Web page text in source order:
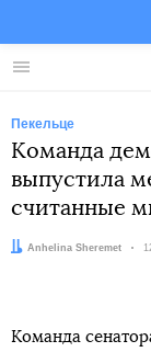
Меню
Пекельце
Команда
выпустила
считанные
Автор:
Anhelina Sheremet
Команда